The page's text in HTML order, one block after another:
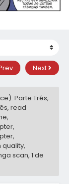
Next
Parte Três,
read
scan, 1 de